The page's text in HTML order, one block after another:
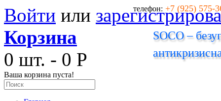
телефон: +7 (925) 575-
Войти или
SOCO –
Корзина
0 шт. - 0 Р
Ваша корзина пуста!